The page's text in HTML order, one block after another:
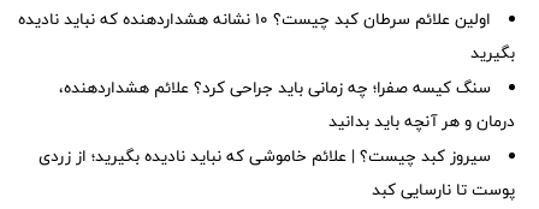
اولین علائم سرطان کبد چیست؟ ۱۰ نشانه هشداردهنده که نباید نادیده
بگیرید
سنگ کیسه صفرا؛ چه زمانی باید جراحی کرد؟ علائم هشداردهنده،
درمان و هر آنچه باید بدانید
سیروز کبد چیست؟ | علائم خاموشی که نباید نادیده بگیرید؛ از زردی
پوست تا نارسایی کبد